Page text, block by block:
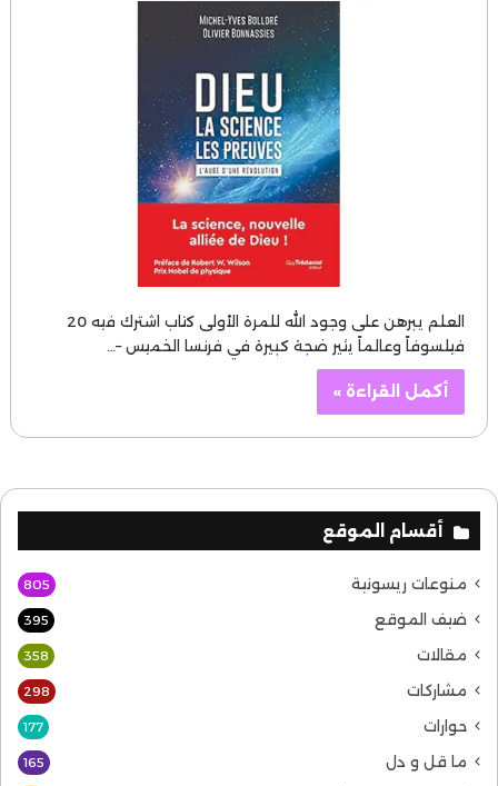
العلم يبرهن على وجود الله للمرة الأولى كتاب اشترك فيه 20
فيلسوفاً وعالماً يثير ضجة كبيرة في فرنسا الخميس –…
أكمل القراءة »
أقسام الموقع
منوعات ريسونية 805
ضيف الموقع 395
مقالات 358
مشاركات 298
حوارات 177
ما قل و دل 165